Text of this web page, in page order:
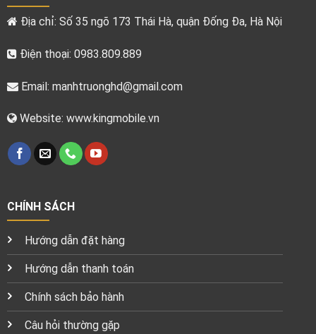
Địa chỉ: Số 35 ngõ 173 Thái Hà, quận Đống Đa, Hà Nội
Điện thoại: 0983.809.889
Email: manhtruonghd@gmail.com
Website: www.kingmobile.vn
CHÍNH SÁCH
Hướng dẫn đặt hàng
Hướng dẫn thanh toán
Chính sách bảo hành
Câu hỏi thường gặp